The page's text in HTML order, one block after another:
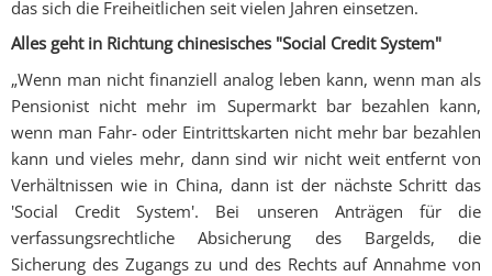
das sich die Freiheitlichen seit vielen Jahren einsetzen.
Alles geht in Richtung chinesisches "Social Credit System"
„Wenn man nicht finanziell analog leben kann, wenn man als
Pensionist nicht mehr im Supermarkt bar bezahlen kann,
wenn man Fahr- oder Eintrittskarten nicht mehr bar bezahlen
kann und vieles mehr, dann sind wir nicht weit entfernt von
Verhältnissen wie in China, dann ist der nächste Schritt das
'Social Credit System'. Bei unseren Anträgen für die
verfassungsrechtliche Absicherung des Bargelds, die
Sicherung des Zugangs zu und des Rechts auf Annahme von